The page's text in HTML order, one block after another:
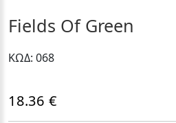
Fields Of Green
ΚΩΔ: 068
18.36 €